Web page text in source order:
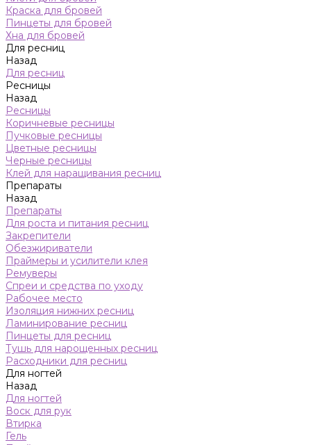
Краска для бровей
Пинцеты для бровей
Хна для бровей
Для ресниц
Назад
Для ресниц
Ресницы
Назад
Ресницы
Коричневые ресницы
Пучковые ресницы
Цветные ресницы
Черные ресницы
Клей для наращивания ресниц
Препараты
Назад
Препараты
Для роста и питания ресниц
Закрепители
Обезжириватели
Праймеры и усилители клея
Ремуверы
Спреи и средства по уходу
Рабочее место
Изоляция нижних ресниц
Ламинирование ресниц
Пинцеты для ресниц
Тушь для нарощенных ресниц
Расходники для ресниц
Для ногтей
Назад
Для ногтей
Воск для рук
Втирка
Гель